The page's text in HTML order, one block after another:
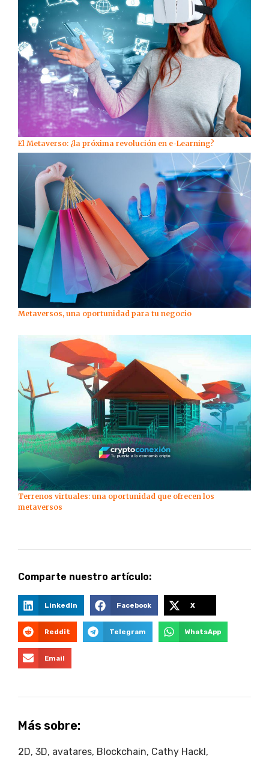
El Metaverso: ¿la próxima revolución en e-Learning?
Metaversos, una oportunidad para tu negocio
Terrenos virtuales: una oportunidad que ofrecen los
metaversos
Comparte nuestro artículo:
LinkedIn Facebook X
Reddit Telegram WhatsApp
Email
Más sobre:
2D, 3D, avatares, Blockchain, Cathy Hackl,